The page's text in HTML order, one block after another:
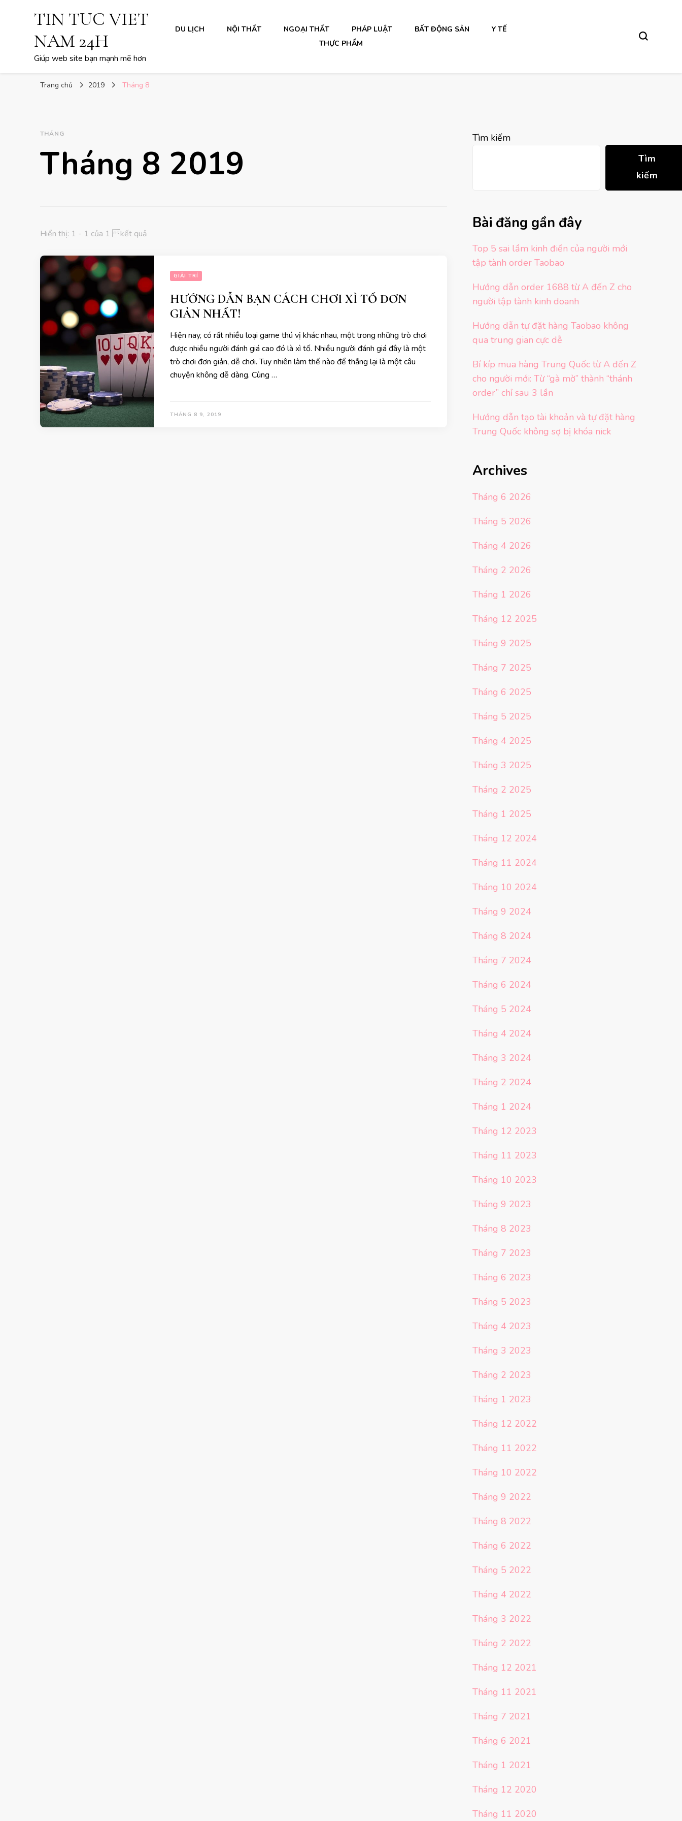
TIN TUC VIET
NAM 24H
Giúp web site bạn mạnh mẽ hơn
DU LỊCH NỘI THẤT NGOẠI THẤT PHÁP LUẬT BẤT ĐỘNG SẢN
Y TẾ
THỰC PHẨM
Trang chủ 2019 Tháng 8
THÁNG
Tháng 8 2019
Hiển thị: 1 - 1 của 1 kết quả
GIẢI TRÍ
HƯỚNG DẪN BẠN CÁCH CHƠI XÌ TỐ ĐƠN
GIẢN NHẤT!
Hiện nay, có rất nhiều loại game thú vị khác nhau, một trong những trò chơi
được nhiều người đánh giá cao đó là xì tố. Nhiều người đánh giá đây là một
trò chơi đơn giản, dễ chơi. Tuy nhiên làm thế nào để thắng lại là một câu
chuyện không dễ dàng. Cùng …
THÁNG 8 9, 2019
Tìm kiếm
Tìm
kiếm
Bài đăng gần đây
Top 5 sai lầm kinh điển của người mới
tập tành order Taobao
Hướng dẫn order 1688 từ A đến Z cho
người tập tành kinh doanh
Hướng dẫn tự đặt hàng Taobao không
qua trung gian cực dễ
Bí kíp mua hàng Trung Quốc từ A đến Z
cho người mới: Từ “gà mờ” thành “thánh
order” chỉ sau 3 lần
Hướng dẫn tạo tài khoản và tự đặt hàng
Trung Quốc không sợ bị khóa nick
Archives
Tháng 6 2026
Tháng 5 2026
Tháng 4 2026
Tháng 2 2026
Tháng 1 2026
Tháng 12 2025
Tháng 9 2025
Tháng 7 2025
Tháng 6 2025
Tháng 5 2025
Tháng 4 2025
Tháng 3 2025
Tháng 2 2025
Tháng 1 2025
Tháng 12 2024
Tháng 11 2024
Tháng 10 2024
Tháng 9 2024
Tháng 8 2024
Tháng 7 2024
Tháng 6 2024
Tháng 5 2024
Tháng 4 2024
Tháng 3 2024
Tháng 2 2024
Tháng 1 2024
Tháng 12 2023
Tháng 11 2023
Tháng 10 2023
Tháng 9 2023
Tháng 8 2023
Tháng 7 2023
Tháng 6 2023
Tháng 5 2023
Tháng 4 2023
Tháng 3 2023
Tháng 2 2023
Tháng 1 2023
Tháng 12 2022
Tháng 11 2022
Tháng 10 2022
Tháng 9 2022
Tháng 8 2022
Tháng 6 2022
Tháng 5 2022
Tháng 4 2022
Tháng 3 2022
Tháng 2 2022
Tháng 12 2021
Tháng 11 2021
Tháng 7 2021
Tháng 6 2021
Tháng 1 2021
Tháng 12 2020
Tháng 11 2020